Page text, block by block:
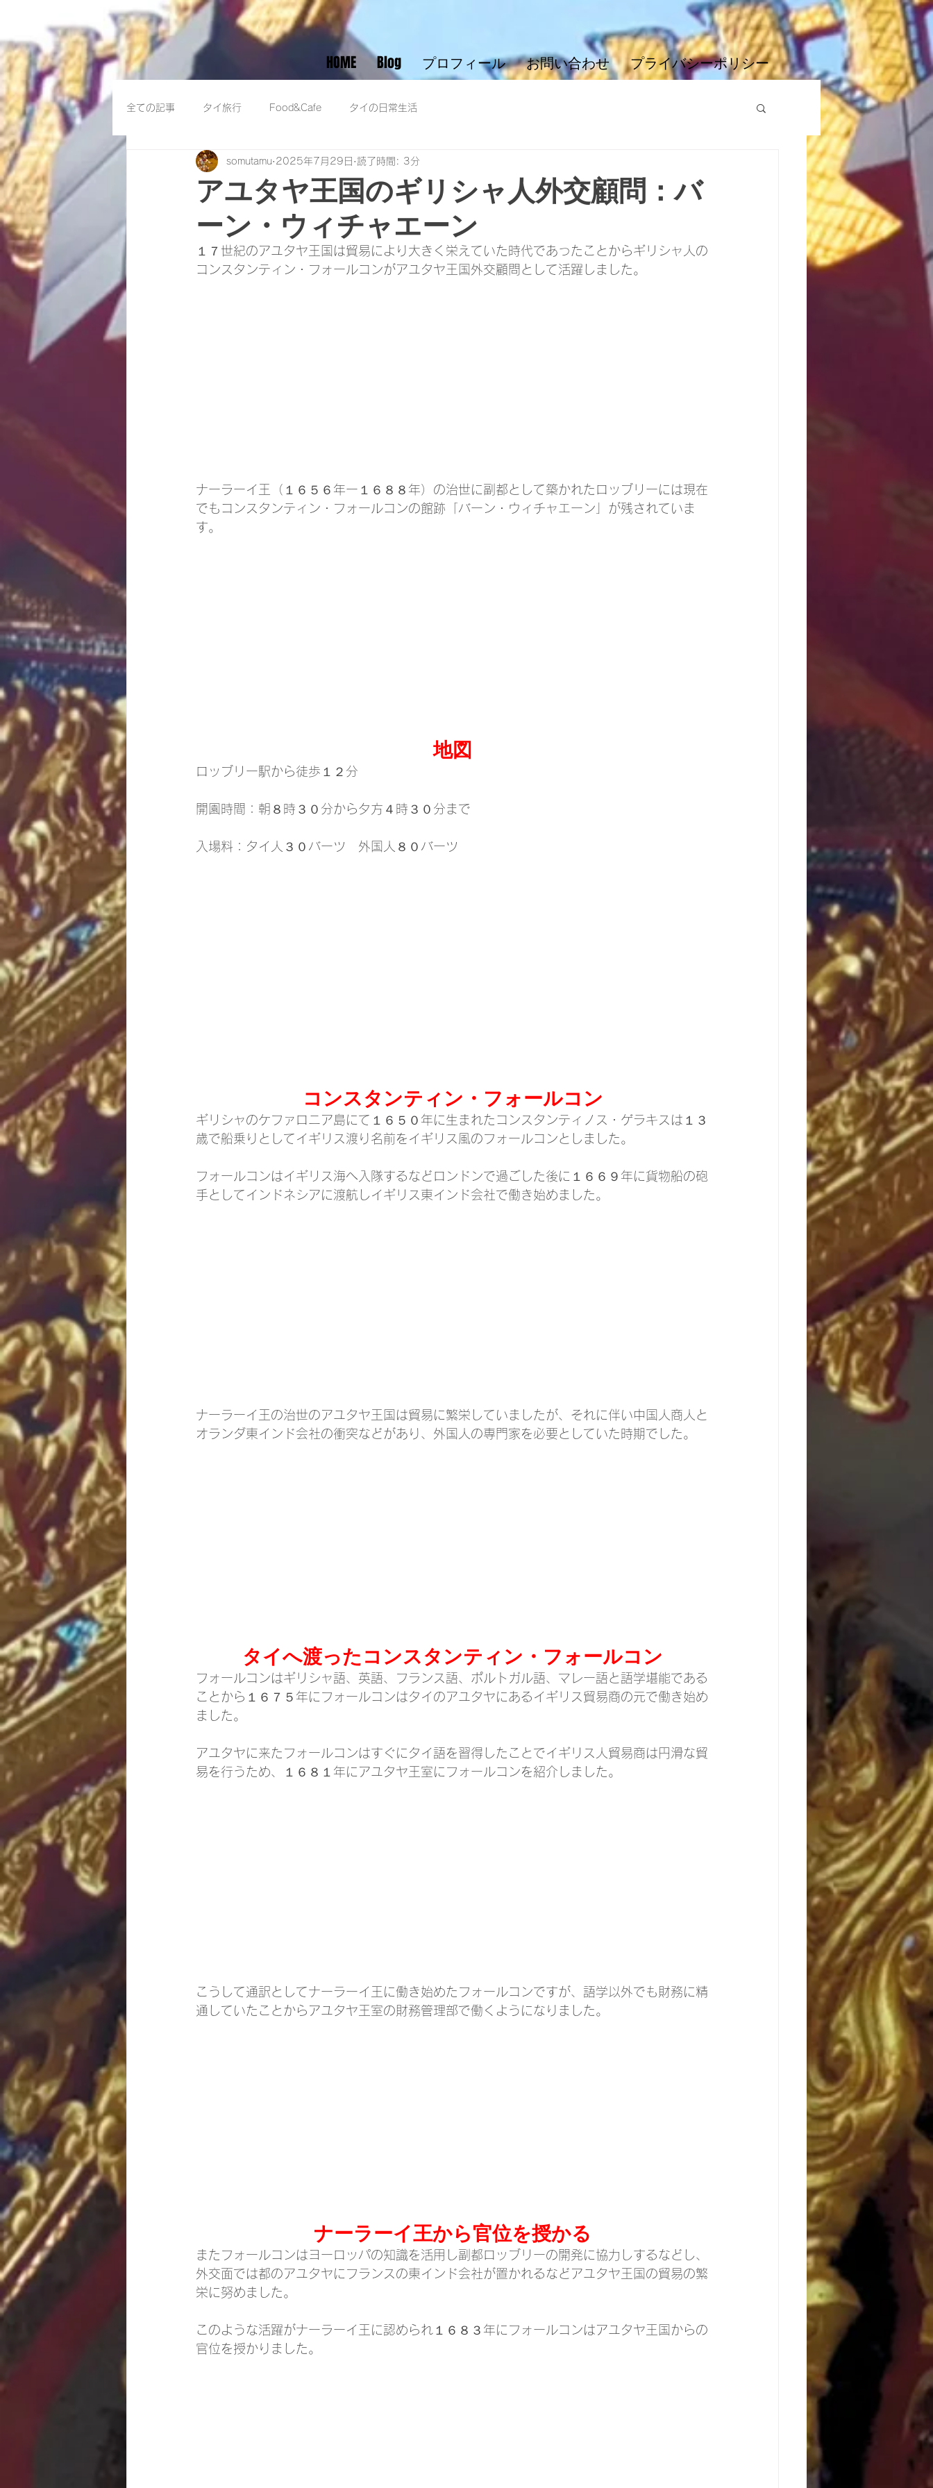
HOME Blog プロフィール お問い合わせ プライバシーポリシー
全ての記事 タイ旅行 Food&Cafe タイの日常生活
アユタヤ王国のギリシャ人外交顧問：バ
ーン・ウィチャエーン
somutamu 2025年7月29日 読了時間: 3分
１７世紀のアユタヤ王国は貿易により大きく栄えていた時代であったことからギリシャ人の
コンスタンティン・フォールコンがアユタヤ王国外交顧問として活躍しました。
ナーラーイ王（１６５６年ー１６８８年）の治世に副都として築かれたロッブリーには現在
でもコンスタンティン・フォールコンの館跡「バーン・ウィチャエーン」が残されていま
す。
地図
ロッブリー駅から徒歩１２分
開園時間：朝８時３０分から夕方４時３０分まで
入場料：タイ人３０バーツ　外国人８０バーツ
コンスタンティン・フォールコン
ギリシャのケファロニア島にて１６５０年に生まれたコンスタンティノス・ゲラキスは１３
歳で船乗りとしてイギリス渡り名前をイギリス風のフォールコンとしました。
フォールコンはイギリス海へ入隊するなどロンドンで過ごした後に１６６９年に貨物船の砲
手としてインドネシアに渡航しイギリス東インド会社で働き始めました。
ナーラーイ王の治世のアユタヤ王国は貿易に繁栄していましたが、それに伴い中国人商人と
オランダ東インド会社の衝突などがあり、外国人の専門家を必要としていた時期でした。
タイへ渡ったコンスタンティン・フォールコン
フォールコンはギリシャ語、英語、フランス語、ポルトガル語、マレー語と語学堪能である
ことから１６７５年にフォールコンはタイのアユタヤにあるイギリス貿易商の元で働き始め
ました。
アユタヤに来たフォールコンはすぐにタイ語を習得したことでイギリス人貿易商は円滑な貿
易を行うため、１６８１年にアユタヤ王室にフォールコンを紹介しました。
こうして通訳としてナーラーイ王に働き始めたフォールコンですが、語学以外でも財務に精
通していたことからアユタヤ王室の財務管理部で働くようになりました。
ナーラーイ王から官位を授かる
またフォールコンはヨーロッパの知識を活用し副都ロッブリーの開発に協力しするなどし、
外交面では都のアユタヤにフランスの東インド会社が置かれるなどアユタヤ王国の貿易の繁
栄に努めました。
このような活躍がナーラーイ王に認められ１６８３年にフォールコンはアユタヤ王国からの
官位を授かりました。